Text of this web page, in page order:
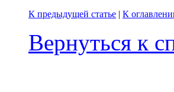
К предыдущей статье | К
Вернуться к